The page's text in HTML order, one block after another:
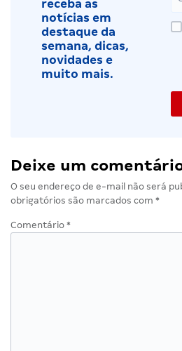
receba as
notícias em
destaque da
semana, dicas,
novidades e
muito mais.
Deixe um
O seu endereço de e-mail não será
obrigatórios são marcados com *
Comentário *